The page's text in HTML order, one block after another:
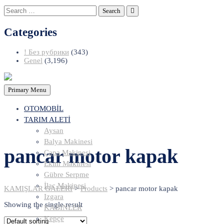
Search
for:
Categories
! Без рубрики (343)
Genel (3,196)
Primary Menu
OTOMOBİL
TARIM ALETİ
Aysan
Balya Makinesi
Çapa Makinesi
Ekim Makinesi
Gübre Serpme
İlaç Makinesi
Izgara
KABİNLER
Kepçe
pancar motor kapak
KAMIŞLAR GALERİ>Products > pancar motor kapak
Showing the single result